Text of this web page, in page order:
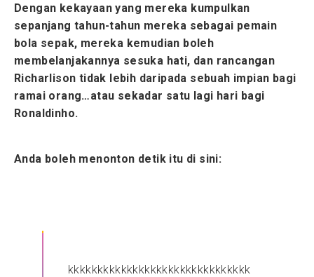
Dengan kekayaan yang mereka kumpulkan
sepanjang tahun-tahun mereka sebagai pemain
bola sepak, mereka kemudian boleh
membelanjakannya sesuka hati, dan rancangan
Richarlison tidak lebih daripada sebuah impian bagi
ramai orang…atau sekadar satu lagi hari bagi
Ronaldinho.
Anda boleh menonton detik itu di sini:
kkkkkkkkkkkkkkkkkkkkkkkkkkkkkkk